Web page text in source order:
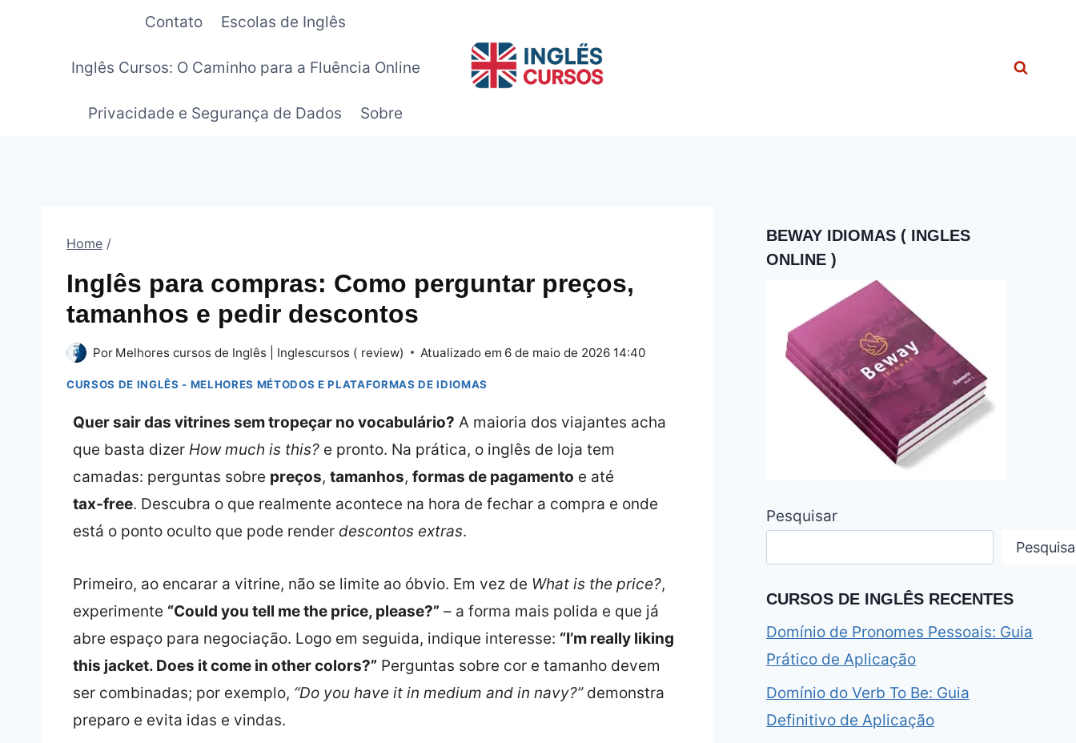
Contato Escolas de Inglês
Inglês Cursos: O Caminho para a Fluência Online
Privacidade e Segurança de Dados Sobre
Home /
Inglês para compras: Como perguntar preços,
tamanhos e pedir descontos
Por Melhores cursos de Inglês | Inglescursos ( review) Atualizado em 6 de maio de 2026 14:40
CURSOS DE INGLÊS - MELHORES MÉTODOS E PLATAFORMAS DE IDIOMAS
Quer sair das vitrines sem tropeçar no vocabulário? A maioria dos viajantes acha
que basta dizer How much is this?e pronto. Na prática, o inglês de loja tem
camadas: perguntas sobre preços, tamanhos, formas de pagamento e até
tax‑free. Descubra o que realmente acontece na hora de fechar a compra e onde
está o ponto oculto que pode render descontos extras.
Primeiro, ao encarar a vitrine, não se limite ao óbvio. Em vez de What is the price?,
experimente “Could you tell me the price, please?” – a forma mais polida e que já
abre espaço para negociação. Logo em seguida, indique interesse: “I’m really liking
this jacket. Does it come in other colors?” Perguntas sobre cor e tamanho devem
ser combinadas; por exemplo, “Do you have it in medium and in navy?”demonstra
preparo e evita idas e vindas.
BEWAY IDIOMAS ( INGLES
ONLINE )
Pesquisar
CURSOS DE INGLÊS RECENTES
Domínio de Pronomes Pessoais: Guia
Prático de Aplicação
Domínio do Verb To Be: Guia
Definitivo de Aplicação